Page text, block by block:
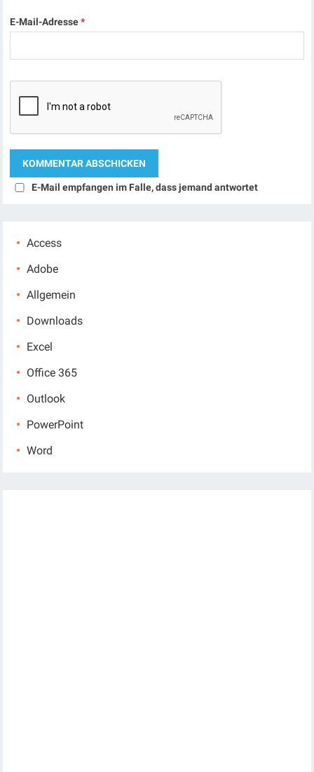
E-Mail-Adresse*
E-Mail empfangen im Falle, dass jemand antwortet
Access
Adobe
Allgemein
Downloads
Excel
Office 365
Outlook
PowerPoint
Word